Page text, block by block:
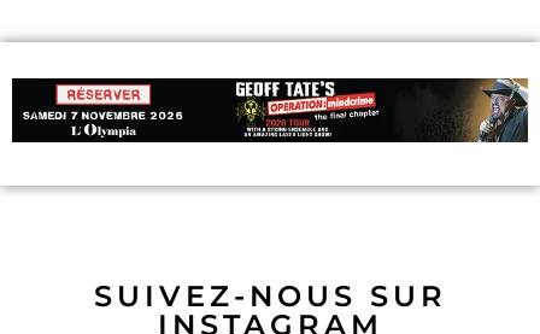
SUIVEZ-NOUS SUR
INSTAGRAM